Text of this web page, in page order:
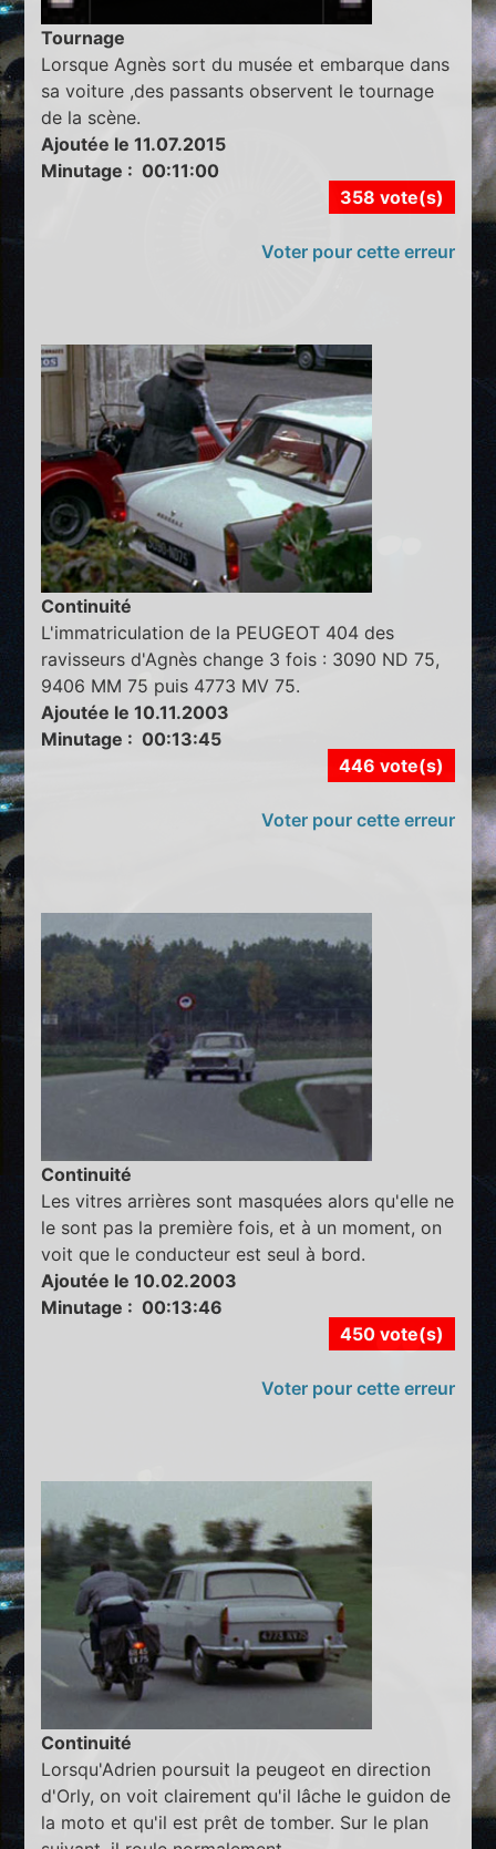
Tournage
Lorsque Agnès sort du musée et embarque dans
sa voiture ,des passants observent le tournage
de la scène.
Ajoutée le 11.07.2015
Minutage : 00:11:00
358 vote(s)
Voter pour cette erreur
Continuité
L'immatriculation de la PEUGEOT 404 des
ravisseurs d'Agnès change 3 fois : 3090 ND 75,
9406 MM 75 puis 4773 MV 75.
Ajoutée le 10.11.2003
Minutage : 00:13:45
446 vote(s)
Voter pour cette erreur
Continuité
Les vitres arrières sont masquées alors qu'elle ne
le sont pas la première fois, et à un moment, on
voit que le conducteur est seul à bord.
Ajoutée le 10.02.2003
Minutage : 00:13:46
450 vote(s)
Voter pour cette erreur
Continuité
Lorsqu'Adrien poursuit la peugeot en direction
d'Orly, on voit clairement qu'il lâche le guidon de
la moto et qu'il est prêt de tomber. Sur le plan